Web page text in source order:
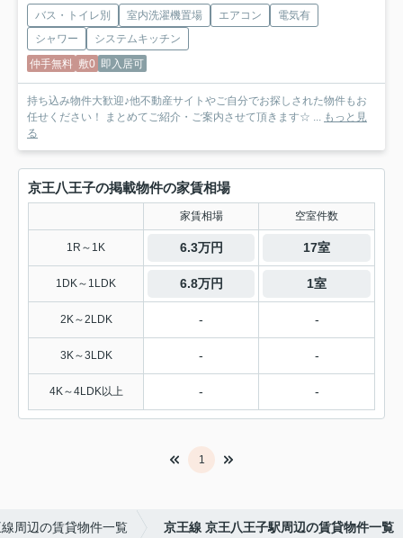
バス・トイレ別 室内洗濯機置場 エアコン
電気有
シャワー
システムキッチン
仲手無料 敷0 即入居可
持ち込み物件大歓迎♪他不動産サイトやご自分でお探しされた物件もお
任せください！ まとめてご紹介・ご案内させて頂きます☆ ...
もっと見
る
京王八王子の掲載物件の家賃相場
家賃相場 空室件数
1R～1K 6.3万円 17室
1DK～1LDK 6.8万円 1室
2K～2LDK - -
3K～3LDK - -
4K～4LDK以上 - -
1
周辺の賃貸物件一覧 京王線 京王八王子駅周辺の賃貸物件一覧